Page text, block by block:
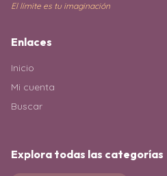
El límite es tu imaginación
Enlaces
Inicio
Mi cuenta
Buscar
Explora todas las categorías